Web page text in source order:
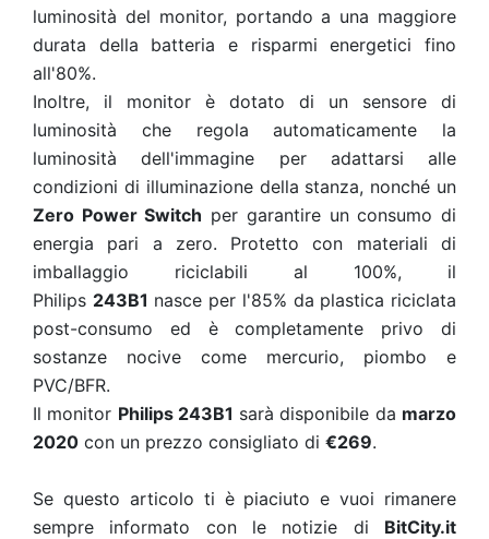
luminosità del monitor, portando a una maggiore
durata della batteria e risparmi energetici fino
all'80%.
Inoltre, il monitor è dotato di un sensore di
luminosità che regola automaticamente la
luminosità dell'immagine per adattarsi alle
condizioni di illuminazione della stanza, nonché un
Zero Power Switch per garantire un consumo di
energia pari a zero. Protetto con materiali di
imballaggio riciclabili al 100%, il
Philips 243B1 nasce per l'85% da plastica riciclata
post-consumo ed è completamente privo di
sostanze nocive come mercurio, piombo e
PVC/BFR.
Il monitor Philips 243B1 sarà disponibile da marzo
2020 con un prezzo consigliato di €269.
Se questo articolo ti è piaciuto e vuoi rimanere
sempre informato con le notizie di BitCity.it